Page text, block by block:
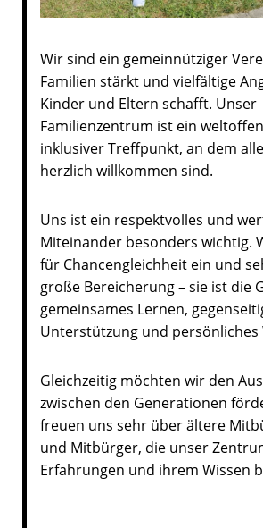
Wir sind ein gemeinnütziger
Familien stärkt und vielfältige
Kinder und Eltern schafft. Unser
Familienzentrum ist ein
inklusiver Treffpunkt, an dem
herzlich willkommen sind.
Uns ist ein respektvolles und
Miteinander besonders wichtig.
für Chancengleichheit ein und
große Bereicherung – sie ist die
gemeinsames Lernen,
Unterstützung und persönliches
Gleichzeitig möchten wir den
zwischen den Generationen
freuen uns sehr über ältere
und Mitbürger, die unser
Erfahrungen und ihrem Wissen